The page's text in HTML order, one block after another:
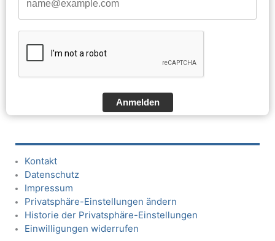
Anmelden
Kontakt
Datenschutz
Impressum
Privatsphäre-Einstellungen ändern
Historie der Privatsphäre-Einstellungen
Einwilligungen widerrufen